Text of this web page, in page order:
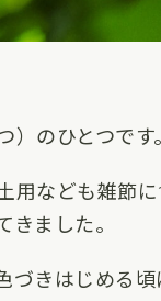
のひとつです。
用なども雑節
ました。
づきはじめる頃